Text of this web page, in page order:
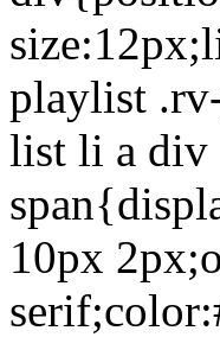
playlist
list li a div
10px